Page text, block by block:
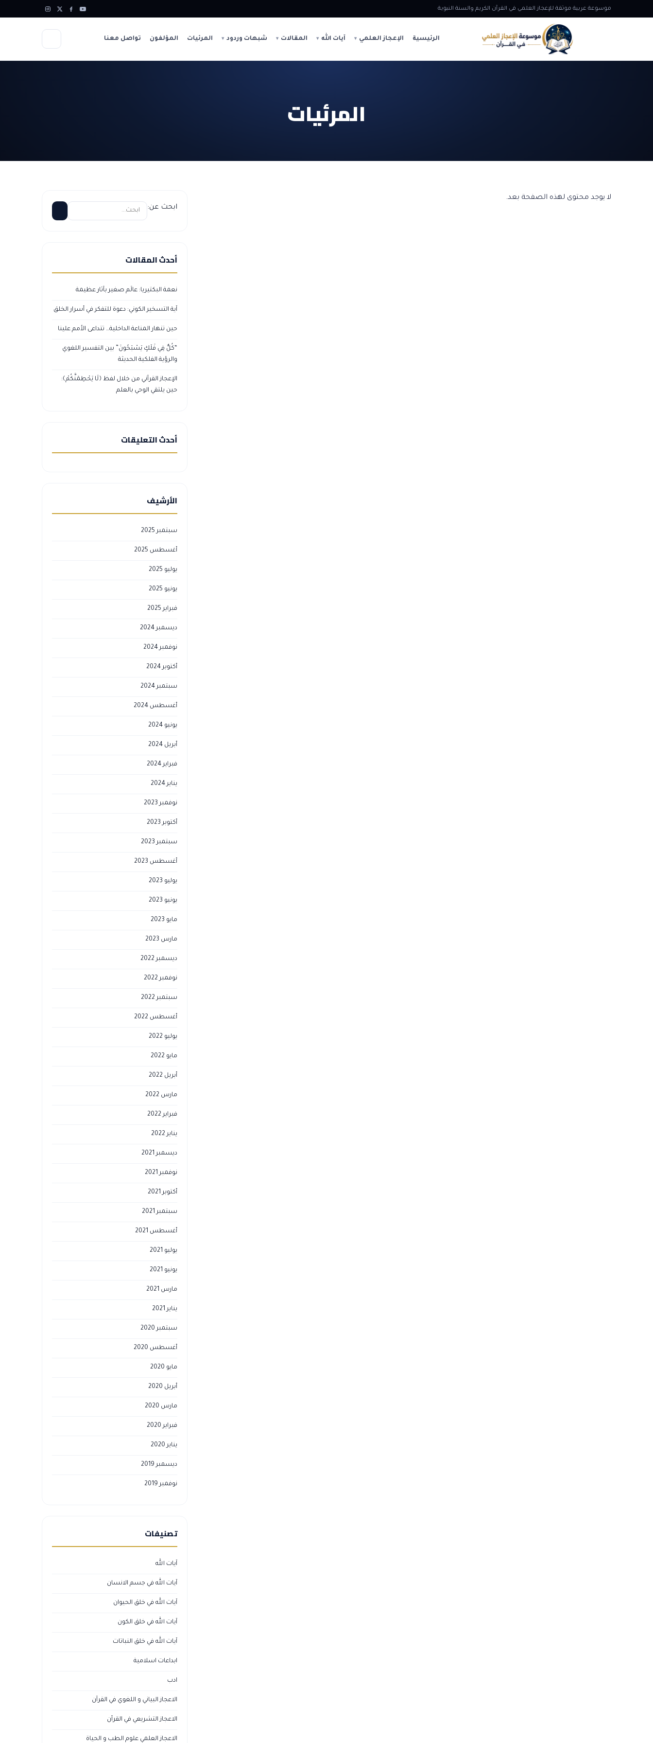
موسوعة عربية موثقة للإعجاز العلمي في القرآن الكريم والسنة النبوية
الرئيسية الإعجاز العلمي آيات الله المقالات شبهات وردود المرئيات المؤلفون تواصل معنا
المرئيات
لا يوجد محتوى لهذه الصفحة بعد.
ابحث عن:
أحدث المقالات
نعمة البكتيريا: عالَم صغير بآثار عظيمة
آية التسخير الكوني: دعوة للتفكر في أسرار الخلق
حين تنهار المناعة الداخلية… تتداعى الأمم علينا
“كُلٌّ فِي فَلَكٍ يَسْبَحُونَ” بين التفسير اللغوي
والرؤية الفلكية الحديثة
الإعجاز القرآني من خلال لفظ ﴿لَا يَحْطِمَنَّكُمْ﴾:
حين يلتقي الوحي بالعلم
أحدث التعليقات
الأرشيف
سبتمبر 2025
أغسطس 2025
يوليو 2025
يونيو 2025
فبراير 2025
ديسمبر 2024
نوفمبر 2024
أكتوبر 2024
سبتمبر 2024
أغسطس 2024
يونيو 2024
أبريل 2024
فبراير 2024
يناير 2024
نوفمبر 2023
أكتوبر 2023
سبتمبر 2023
أغسطس 2023
يوليو 2023
يونيو 2023
مايو 2023
مارس 2023
ديسمبر 2022
نوفمبر 2022
سبتمبر 2022
أغسطس 2022
يوليو 2022
مايو 2022
أبريل 2022
مارس 2022
فبراير 2022
يناير 2022
ديسمبر 2021
نوفمبر 2021
أكتوبر 2021
سبتمبر 2021
أغسطس 2021
يوليو 2021
يونيو 2021
مارس 2021
يناير 2021
سبتمبر 2020
أغسطس 2020
مايو 2020
أبريل 2020
مارس 2020
فبراير 2020
يناير 2020
ديسمبر 2019
نوفمبر 2019
تصنيفات
آيات الله
آيات الله في جسم الانسان
آيات الله في خلق الحيوان
آيات الله في خلق الكون
آيات الله في خلق النباتات
ابداعات اسلامية
ادب
الاعجاز البياني و اللغوي في القرآن
الاعجاز التشريعي في القرآن
الاعجاز العلمي علوم الطب و الحياة